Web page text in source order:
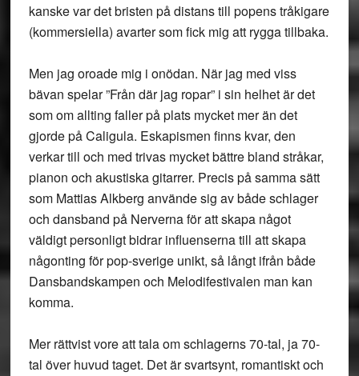
kanske var det bristen på distans till popens tråkigare
(kommersiella) avarter som fick mig att rygga tillbaka.
Men jag oroade mig i onödan. När jag med viss
bävan spelar ”Från där jag ropar” i sin helhet är det
som om allting faller på plats mycket mer än det
gjorde på Caligula. Eskapismen finns kvar, den
verkar till och med trivas mycket bättre bland stråkar,
pianon och akustiska gitarrer. Precis på samma sätt
som Mattias Alkberg använde sig av både schlager
och dansband på Nerverna för att skapa något
väldigt personligt bidrar influenserna till att skapa
någonting för pop-sverige unikt, så långt ifrån både
Dansbandskampen och Melodifestivalen man kan
komma.
Mer rättvist vore att tala om schlagerns 70-tal, ja 70-
tal över huvud taget. Det är svartsynt, romantiskt och